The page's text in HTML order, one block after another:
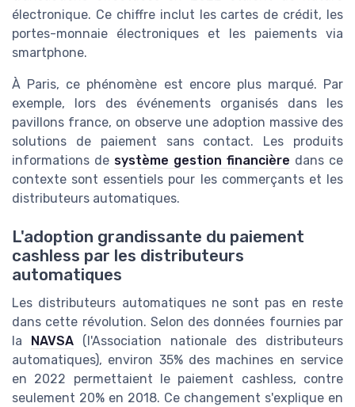
électronique. Ce chiffre inclut les cartes de crédit, les
portes-monnaie électroniques et les paiements via
smartphone.
À Paris, ce phénomène est encore plus marqué. Par
exemple, lors des événements organisés dans les
pavillons france, on observe une adoption massive des
solutions de paiement sans contact. Les produits
informations de système gestion financière dans ce
contexte sont essentiels pour les commerçants et les
distributeurs automatiques.
L'adoption grandissante du paiement
cashless par les distributeurs
automatiques
Les distributeurs automatiques ne sont pas en reste
dans cette révolution. Selon des données fournies par
la NAVSA (l'Association nationale des distributeurs
automatiques), environ 35% des machines en service
en 2022 permettaient le paiement cashless, contre
seulement 20% en 2018. Ce changement s'explique en